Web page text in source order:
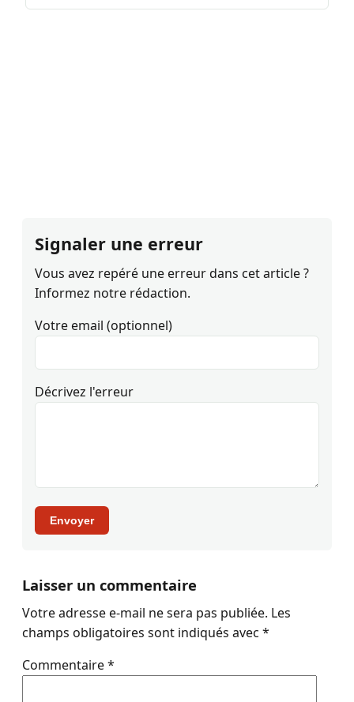
Signaler une erreur
Vous avez repéré une erreur dans cet article ?
Informez notre rédaction.
Votre email (optionnel)
Décrivez l'erreur
Envoyer
Laisser un commentaire
Votre adresse e-mail ne sera pas publiée. Les
champs obligatoires sont indiqués avec *
Commentaire*